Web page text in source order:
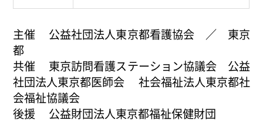
主催 公益社団法人東京都看護協会 ／ 東京
都
共催 東京訪問看護ステーション協議会 公益
社団法人東京都医師会 社会福祉法人東京都社
会福祉協議会
後援 公益財団法人東京都福祉保健財団